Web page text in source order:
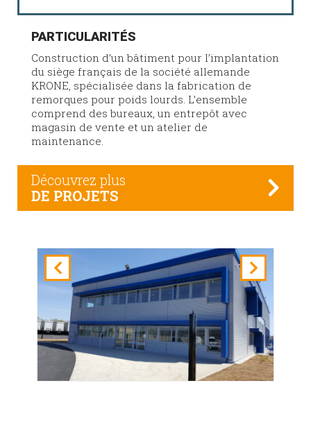
PARTICULARITÉS
Construction d’un bâtiment pour l’implantation
du siège français de la société allemande
KRONE, spécialisée dans la fabrication de
remorques pour poids lourds. L’ensemble
comprend des bureaux, un entrepôt avec
magasin de vente et un atelier de
maintenance.
Découvrez plus
DE PROJETS